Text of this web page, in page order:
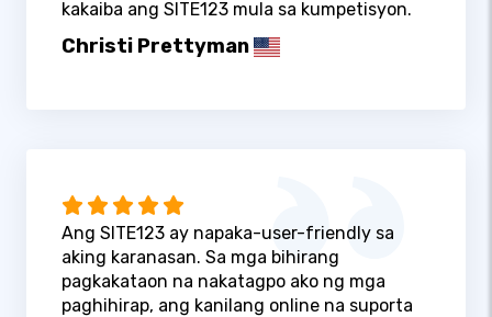
kakaiba ang SITE123 mula sa kumpetisyon.
Christi Prettyman
Ang SITE123 ay napaka-user-friendly sa
aking karanasan. Sa mga bihirang
pagkakataon na nakatagpo ako ng mga
paghihirap, ang kanilang online na suporta